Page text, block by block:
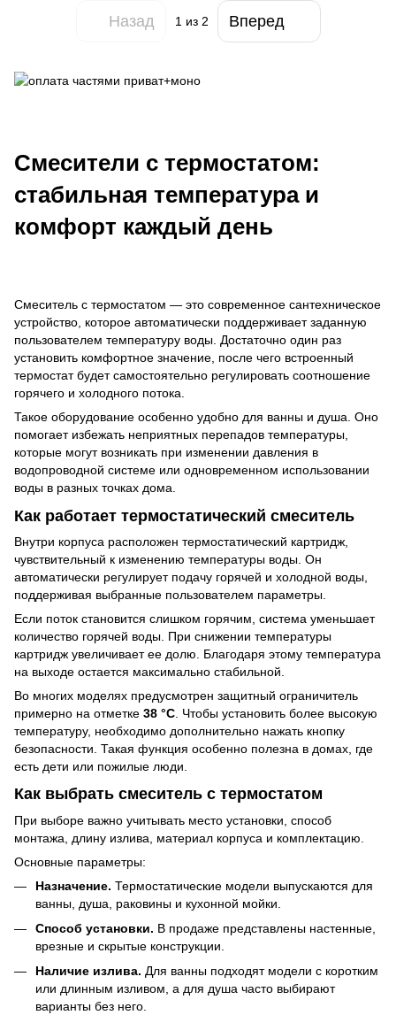
Назад 1 из 2 Вперед
Смесители с термостатом:
стабильная температура и
комфорт каждый день
Смеситель с термостатом — это современное сантехническое
устройство, которое автоматически поддерживает заданную
пользователем температуру воды. Достаточно один раз
установить комфортное значение, после чего встроенный
термостат будет самостоятельно регулировать соотношение
горячего и холодного потока.
Такое оборудование особенно удобно для ванны и душа. Оно
помогает избежать неприятных перепадов температуры,
которые могут возникать при изменении давления в
водопроводной системе или одновременном использовании
воды в разных точках дома.
Как работает термостатический смеситель
Внутри корпуса расположен термостатический картридж,
чувствительный к изменению температуры воды. Он
автоматически регулирует подачу горячей и холодной воды,
поддерживая выбранные пользователем параметры.
Если поток становится слишком горячим, система уменьшает
количество горячей воды. При снижении температуры
картридж увеличивает ее долю. Благодаря этому температура
на выходе остается максимально стабильной.
Во многих моделях предусмотрен защитный ограничитель
примерно на отметке 38 °C . Чтобы установить более высокую
температуру, необходимо дополнительно нажать кнопку
безопасности. Такая функция особенно полезна в домах, где
есть дети или пожилые люди.
Как выбрать смеситель с термостатом
При выборе важно учитывать место установки, способ
монтажа, длину излива, материал корпуса и комплектацию.
Основные параметры:
Назначение. Термостатические модели выпускаются для
ванны, душа, раковины и кухонной мойки.
Способ установки. В продаже представлены настенные,
врезные и скрытые конструкции.
Наличие излива. Для ванны подходят модели с коротким
или длинным изливом, а для душа часто выбирают
варианты без него.